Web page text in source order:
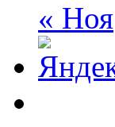
« Ноя